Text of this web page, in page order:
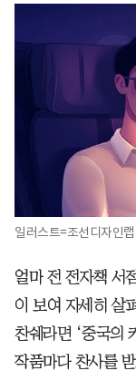
일러스트=조선디자인
얼마 전 전자책 서
이 보여 자세히 살
찬쉐라면 ‘중국의
작품마다 찬사를